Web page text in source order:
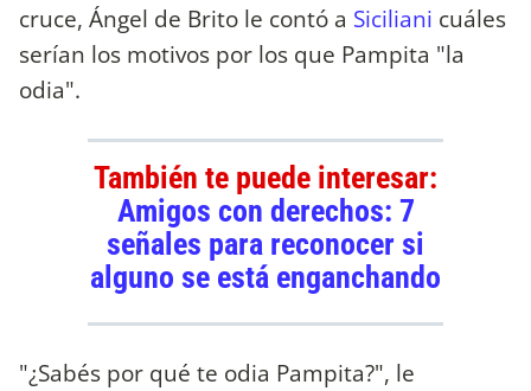
cruce, Ángel de Brito le contó a Siciliani cuáles
serían los motivos por los que Pampita "la
odia".
También te puede interesar:
Amigos con derechos: 7
señales para reconocer si
alguno se está enganchando
"¿Sabés por qué te odia Pampita?", le